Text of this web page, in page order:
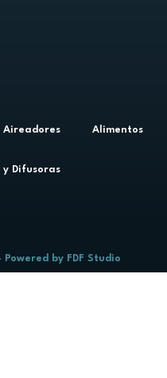
Aireadores
y Difusoras
Alimentos
Powered by FDF Studio